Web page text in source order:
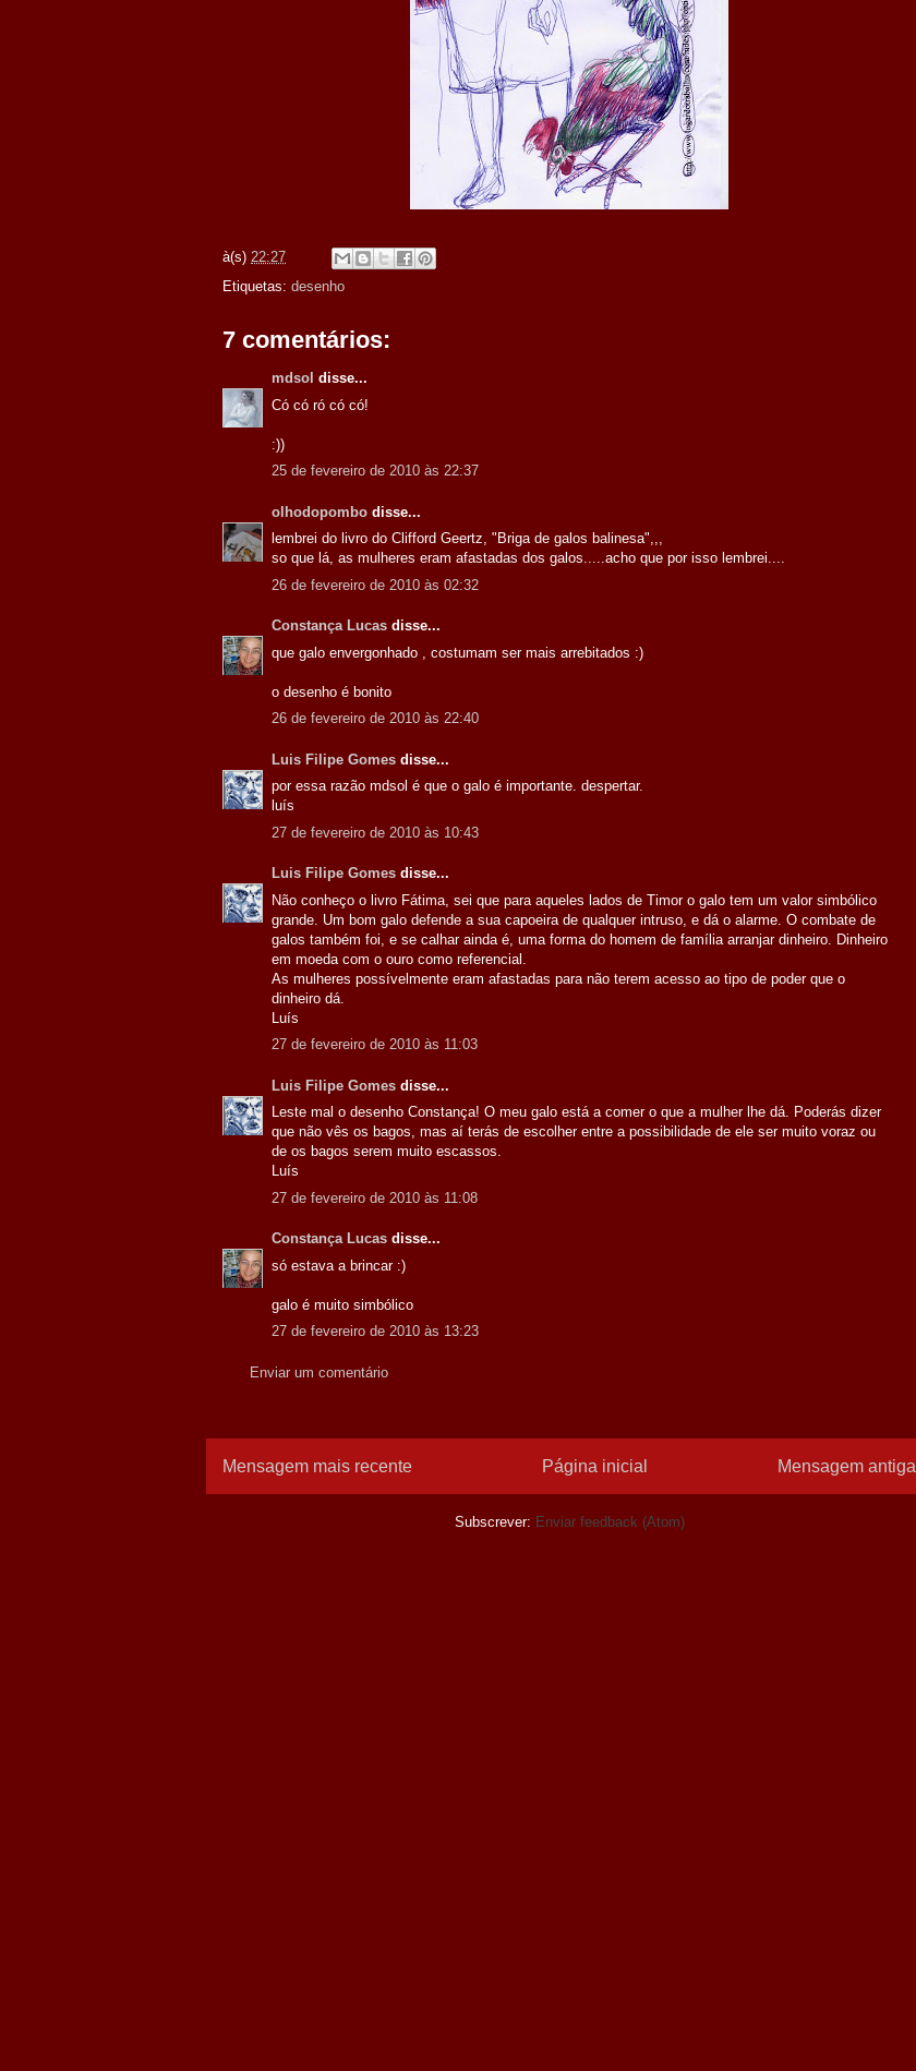
à(s) 22:27
Etiquetas: desenho
7 comentários:
mdsol disse...
Có có ró có có!
:))
25 de fevereiro de 2010 às 22:37
olhodopombo disse...
lembrei do livro do Clifford Geertz, "Briga de galos balinesa",,,
so que lá, as mulheres eram afastadas dos galos.....acho que por isso lembrei....
26 de fevereiro de 2010 às 02:32
Constança Lucas disse...
que galo envergonhado , costumam ser mais arrebitados :)
o desenho é bonito
26 de fevereiro de 2010 às 22:40
Luis Filipe Gomes disse...
por essa razão mdsol é que o galo é importante. despertar.
luís
27 de fevereiro de 2010 às 10:43
Luis Filipe Gomes disse...
Não conheço o livro Fátima, sei que para aqueles lados de Timor o galo tem um valor simbólico
grande. Um bom galo defende a sua capoeira de qualquer intruso, e dá o alarme. O combate de
galos também foi, e se calhar ainda é, uma forma do homem de família arranjar dinheiro. Dinheiro
em moeda com o ouro como referencial.
As mulheres possívelmente eram afastadas para não terem acesso ao tipo de poder que o
dinheiro dá.
Luís
27 de fevereiro de 2010 às 11:03
Luis Filipe Gomes disse...
Leste mal o desenho Constança! O meu galo está a comer o que a mulher lhe dá. Poderás dizer
que não vês os bagos, mas aí terás de escolher entre a possibilidade de ele ser muito voraz ou
de os bagos serem muito escassos.
Luís
27 de fevereiro de 2010 às 11:08
Constança Lucas disse...
só estava a brincar :)
galo é muito simbólico
27 de fevereiro de 2010 às 13:23
Enviar um comentário
Mensagem mais recente Mensagem antiga
Página inicial
Subscrever: Enviar feedback (Atom)